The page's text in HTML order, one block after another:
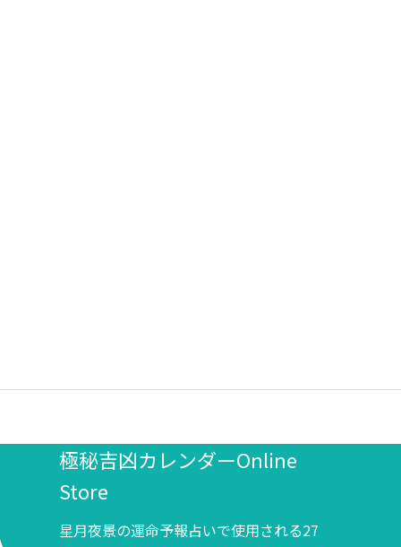
極秘吉凶カレンダーOnline
Store
星月夜景の運命予報占いで使用される27